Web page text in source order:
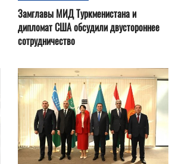
Замглавы МИД Туркменистана и
дипломат США обсудили двустороннее
сотрудничество